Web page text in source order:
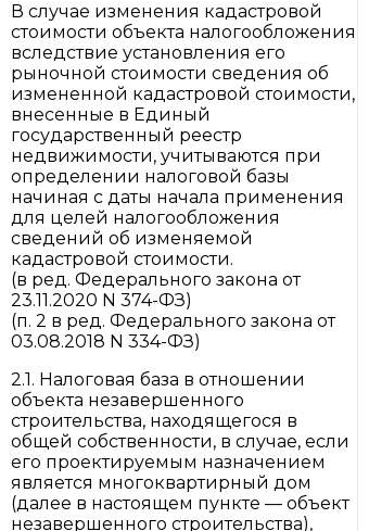
В случае изменения кадастровой
стоимости объекта налогообложения
вследствие установления его
рыночной стоимости сведения об
измененной кадастровой стоимости,
внесенные в Единый
государственный реестр
недвижимости, учитываются при
определении налоговой базы
начиная с даты начала применения
для целей налогообложения
сведений об изменяемой
кадастровой стоимости.
(в ред. Федерального закона от
23.11.2020 N 374-ФЗ)
(п. 2 в ред. Федерального закона от
03.08.2018 N 334-ФЗ)
2.1. Налоговая база в отношении
объекта незавершенного
строительства, находящегося в
общей собственности, в случае, если
его проектируемым назначением
является многоквартирный дом
(далее в настоящем пункте — объект
незавершенного строительства),